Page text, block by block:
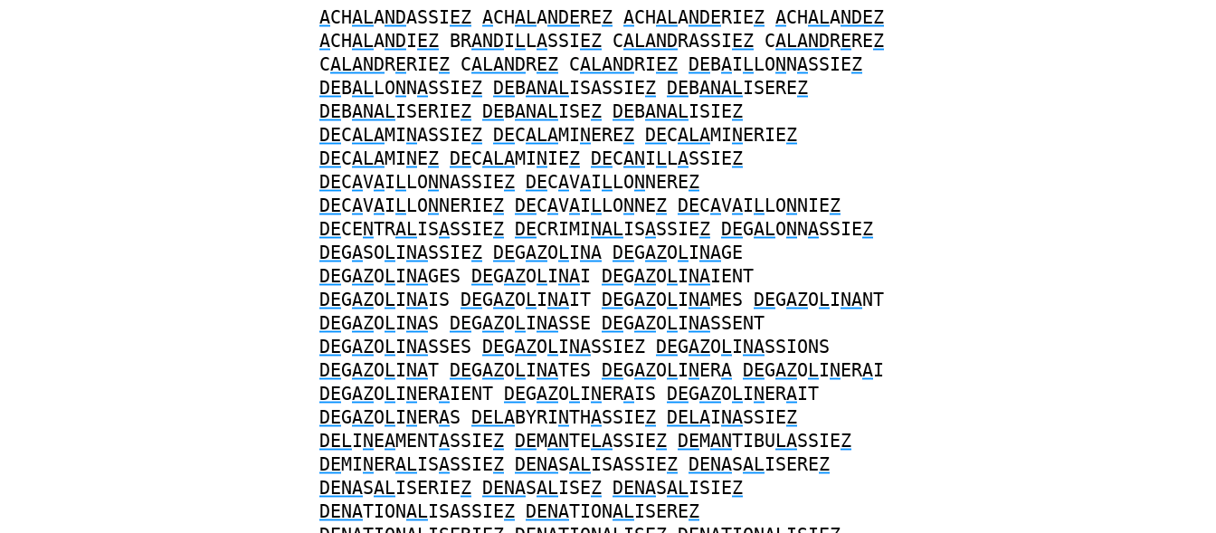
ACHALANDASSIEZ ACHALANDEREZ ACHALANDERIEZ ACHALANDEZ
ACHALANDIEZ BRANDILLASSIEZ CALANDRASSIEZ CALANDREREZ
CALANDRERIEZ CALANDREZ CALANDRIEZ DEBAILLONNASSIEZ
DEBALLONNASSIEZ DEBANALISASSIEZ DEBANALISEREZ
DEBANALISERIEZ DEBANALISEZ DEBANALISIEZ
DECALAMINASSIEZ DECALAMINEREZ DECALAMINERIEZ
DECALAMINEZ DECALAMINIEZ DECANILLASSIEZ
DECAVAILLONNASSIEZ DECAVAILLONNEREZ
DECAVAILLONNERIEZ DECAVAILLONNEZ DECAVAILLONNIEZ
DECENTRALISASSIEZ DECRIMINALISASSIEZ DEGALONNASSIEZ
DEGASOLINASSIEZ DEGAZOLINA DEGAZOLINAGE
DEGAZOLINAGES DEGAZOLINAI DEGAZOLINAIENT
DEGAZOLINAIS DEGAZOLINAIT DEGAZOLINAMES DEGAZOLINANT
DEGAZOLINAS DEGAZOLINASSE DEGAZOLINASSENT
DEGAZOLINASSES DEGAZOLINASSIEZ DEGAZOLINASSIONS
DEGAZOLINAT DEGAZOLINATES DEGAZOLINERA DEGAZOLINERAI
DEGAZOLINERAIENT DEGAZOLINERAIS DEGAZOLINERAIT
DEGAZOLINERAS DELABYRINTHASSIEZ DELAINASSIEZ
DELINEAMENTASSIEZ DEMANTELASSIEZ DEMANTIBULASSIEZ
DEMINERALISASSIEZ DENASALISASSIEZ DENASALISEREZ
DENASALISERIEZ DENASALISEZ DENASALISIEZ
DENATIONALISASSIEZ DENATIONALISEREZ